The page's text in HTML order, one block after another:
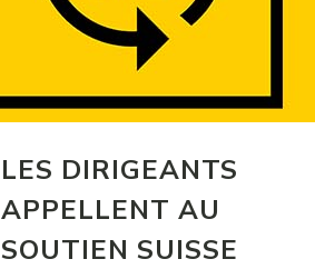
LES DIRIGEANTS
APPELLENT AU
SOUTIEN SUISSE